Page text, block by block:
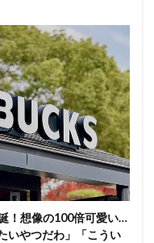
！想像の100倍可愛い…
いやつだわ」「こうい